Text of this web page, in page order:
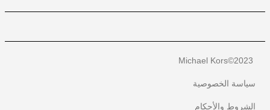
Michael Kors
سياسة الخصوصية
الشروط والأحكام